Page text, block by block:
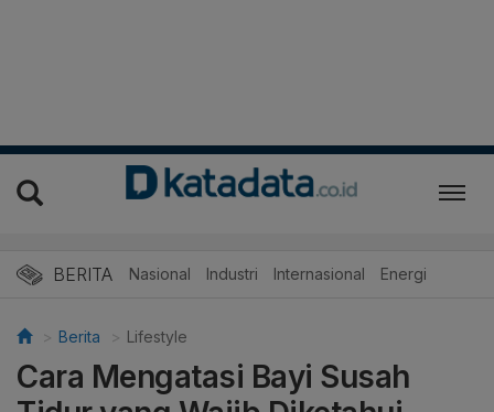
BERITA Nasional Industri Internasional Energi
Berita Lifestyle
Cara Mengatasi Bayi Susah